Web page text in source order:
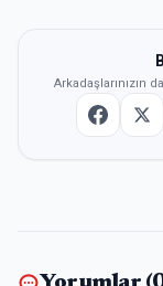
Arkadaşlarınızın